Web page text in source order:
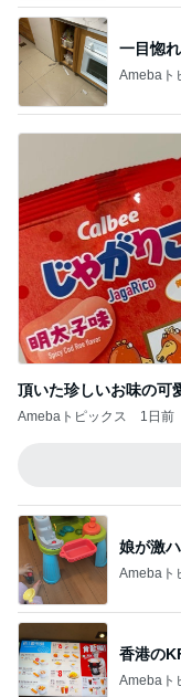
一目惚
Amebaト
頂いた珍しいお味の可
Amebaトピックス 1日前
娘が激
Amebaト
香港の
Amebaト